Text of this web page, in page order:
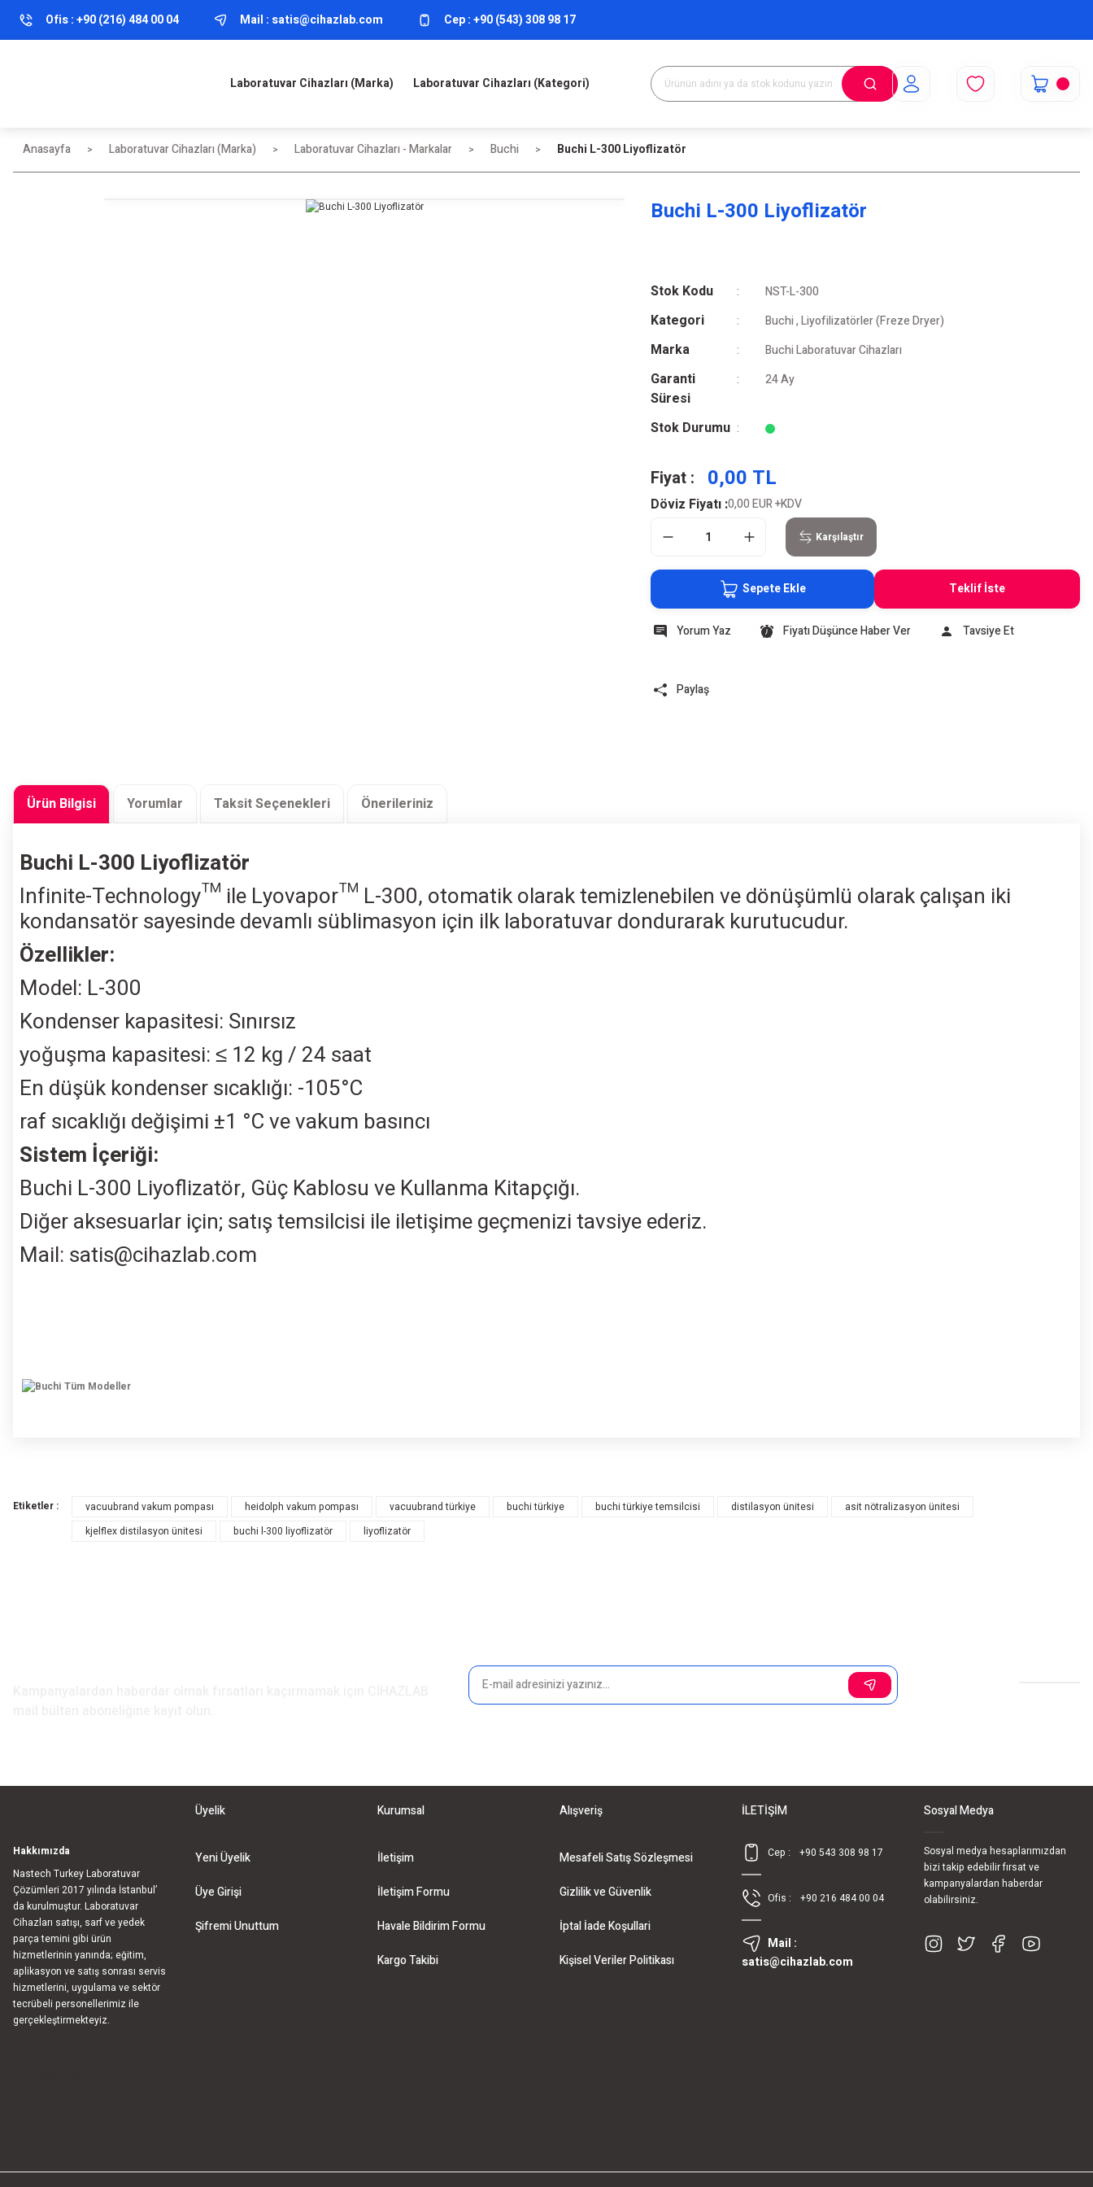
Ofis :+90 (216) 484 00 04 Mail : satis@cihazlab.com Cep :+90 (543) 308 98 17
Laboratuvar Cihazları (Marka) Laboratuvar Cihazları (Kategori)
Anasayfa Laboratuvar Cihazları (Marka) Laboratuvar Cihazları - Markalar Buchi Buchi L-300 Liyoflizatör
Buchi L-300 Liyoflizatör
Stok Kodu NST-L-300
Kategori Buchi,Liyofilizatörler (Freze Dryer)
Marka Buchi Laboratuvar Cihazları
Garanti
Süresi
24 Ay
Stok Durumu
Fiyat : 0,00 TL
Döviz Fiyatı :0,00 EUR+KDV
Karşılaştır
Sepete Ekle Teklif İste
Yorum Yaz Fiyatı Düşünce Haber Ver Tavsiye Et
Paylaş
Ürün Bilgisi Yorumlar Taksit Seçenekleri Önerileriniz
Buchi L-300 Liyoflizatör
Infinite-Technology™ ile Lyovapor™ L-300, otomatik olarak temizlenebilen ve dönüşümlü olarak çalışan iki
kondansatör sayesinde devamlı süblimasyon için ilk laboratuvar dondurarak kurutucudur.
Özellikler:
Model: L-300
Kondenser kapasitesi: Sınırsız
yoğuşma kapasitesi: ≤ 12 kg / 24 saat
En düşük kondenser sıcaklığı: -105°C
raf sıcaklığı değişimi ±1 °C ve vakum basıncı
Sistem İçeriği:
Buchi L-300 Liyoflizatör, Güç Kablosu ve Kullanma Kitapçığı.
Diğer aksesuarlar için; satış temsilcisi ile iletişime geçmenizi tavsiye ederiz.
Mail: satis@cihazlab.com
Etiketler : vacuubrand vakum pompası heidolph vakum pompası vacuubrand türkiye buchi türkiye buchi türkiye temsilcisi distilasyon ünitesi
asit nötralizasyon ünitesi
kjelflex distilasyon ünitesi
buchi l-300 liyoflizatör liyoflizatör
Hakkımızda
Nastech Turkey Laboratuvar
Çözümleri 2017 yılında İstanbul’
da kurulmuştur. Laboratuvar
Cihazları satışı, sarf ve yedek
parça temini gibi ürün
hizmetlerinin yanında; eğitim,
aplikasyon ve satış sonrası servis
hizmetlerini, uygulama ve sektör
tecrübeli personellerimiz ile
gerçekleştirmekteyiz.
Üyelik
Yeni Üyelik
Üye Girişi
Şifremi Unuttum
Kurumsal
İletişim
İletişim Formu
Havale Bildirim Formu
Kargo Takibi
Alışveriş
Mesafeli Satış Sözleşmesi
Gizlilik ve Güvenlik
İptal İade Koşullari
Kişisel Veriler Politikası
İLETİŞİM
Cep : +90 543 308 98 17
Ofis : +90 216 484 00 04
Mail :
satis@cihazlab.com
Sosyal Medya
Sosyal medya hesaplarımızdan
bizi takip edebilir fırsat ve
kampanyalardan haberdar
olabilirsiniz.